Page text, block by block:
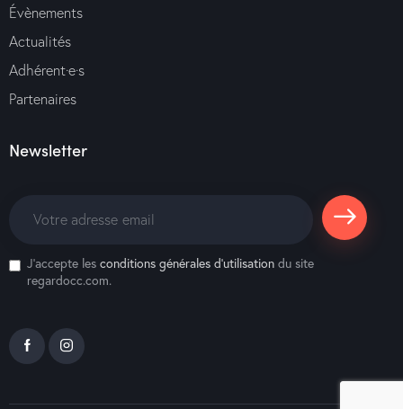
Évènements
Actualités
Adhérent·e·s
Partenaires
Newsletter
S'abonne
J'accepte les conditions générales d’utilisation du site
regardocc.com.